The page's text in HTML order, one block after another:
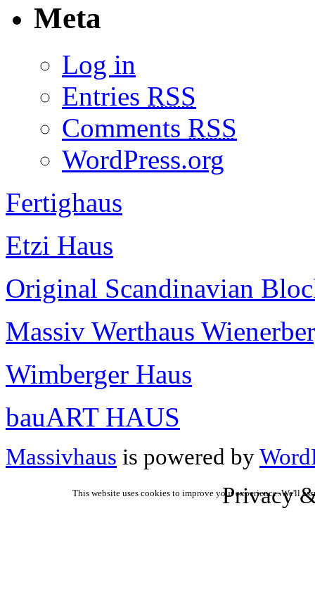
Meta
Log in
Entries RSS
Comments RSS
WordPress.org
Fertighaus
Etzi Haus
Original Scandinavian
Massiv Werthaus
Wimberger Haus
bauART HAUS
Massivhaus is powered by
This website uses cookies to improve your experience. We'll
Privacy